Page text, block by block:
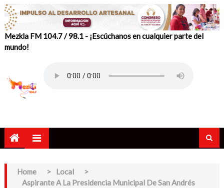
Mezkla FM 104.7 / 98.1 - ¡Escúchanos en cualquier parte del
mundo!
Home > Local
>
Aspirante A La Presidencia Municipal De San Andrés